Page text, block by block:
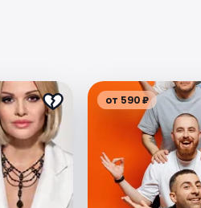
от 590 ₽